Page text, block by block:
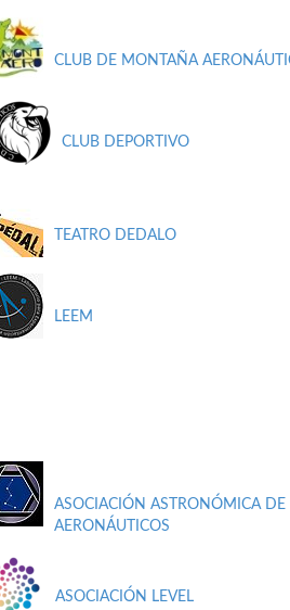
CLUB DE MONTAÑA
CLUB DEPORTIVO
TEATRO DEDALO
LEEM
ASOCIACIÓN ASTRONÓMICA DE
AERONÁUTICOS
ASOCIACIÓN LEVEL